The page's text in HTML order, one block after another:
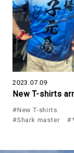
2023.07.09
New T-shirts
#New T-shirts
#Shark master
#